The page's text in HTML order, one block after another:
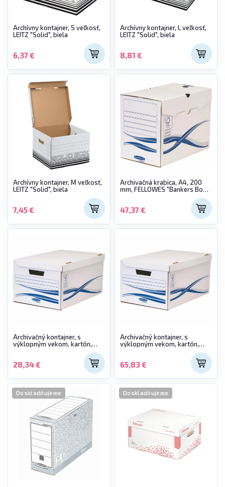
Archívny kontajner, S veľkosť,
LEITZ "Solid", biela
6,37 €
Archívny kontajner, L veľkosť,
LEITZ "Solid", biela
8,81 €
Archívny kontajner, M veľkosť,
LEITZ "Solid", biela
7,45 €
Archivačná krabica, A4, 200
mm, FELLOWES "Bankers Box
47,37 €
Archivačný kontajner, s
výklopným vekom, kartón,
veľký, FELLOWES "Bankers Box
28,34 €
Archivačný kontajner, s
výklopným vekom, kartón,
veľký, FELLOWES "Bankers Box
65,83 €
Doskladňujeme Doskladňujeme